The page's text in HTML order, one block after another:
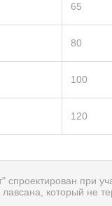
65
80
100
120
спроектирован при
который не